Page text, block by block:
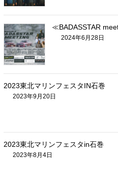
≪BADASSTAR
2024年6月28日
2023東北マリンフェスタIN石巻
2023年9月20日
2023東北マリンフェスタin石巻
2023年8月4日